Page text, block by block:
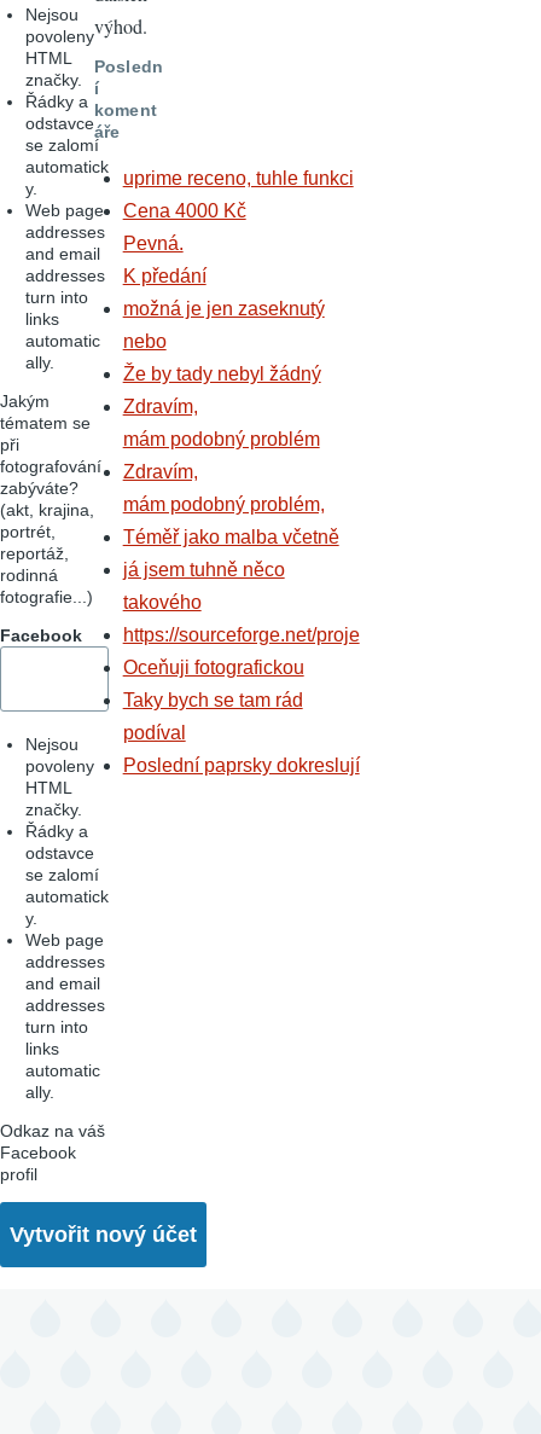
Nejsou
povoleny
HTML
značky.
Řádky a
odstavce
se zalomí
automatick
y.
Web page
addresses
and email
addresses
turn into
links
automatic
ally.
Jakým
tématem se
při
fotografování
zabýváte?
(akt, krajina,
portrét,
reportáž,
rodinná
fotografie...)
Facebook
Nejsou
povoleny
HTML
značky.
Řádky a
odstavce
se zalomí
automatick
y.
Web page
addresses
and email
addresses
turn into
links
automatic
ally.
Odkaz na váš
Facebook
profil
výhod.
Posledn
í
koment
áře
uprime receno, tuhle funkci
Cena 4000 Kč
Pevná.
K předání
možná je jen zaseknutý
nebo
Že by tady nebyl žádný
Zdravím,
mám podobný problém
Zdravím,
mám podobný problém,
Téměř jako malba včetně
já jsem tuhně něco
takového
https://sourceforge.net/proje
Oceňuji fotografickou
Taky bych se tam rád
podíval
Poslední paprsky dokreslují